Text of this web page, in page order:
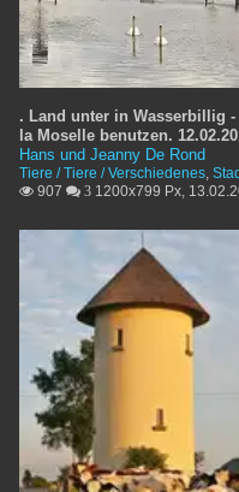
. Land unter in Wasserbillig
la Moselle benutzen.
Hans und Jeanny De Rond
Tiere / Tiere / Verschiedenes,
 907  3 1200x799 Px,